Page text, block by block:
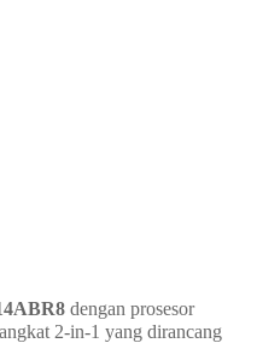
dengan prosesor
2-in-1 yang dirancang